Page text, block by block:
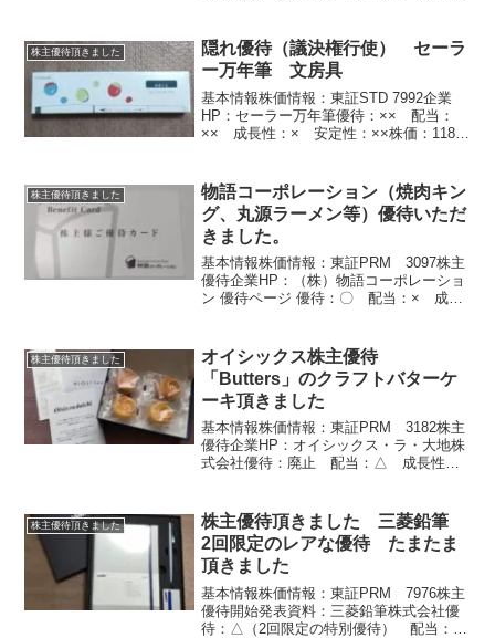
9月※...
株主優待頂きました
隠れ優待（議決権行使） セーラ
ー万年筆 文房具
基本情報株価情報：東証STD 7992企業
HP：セーラー万年筆優待：×× 配当：
×× 成長性：× 安定性：××株価：118
株を買った理由 妻が隠れ優待の文房
具...
株主優待頂きました
物語コーポレーション（焼肉キン
グ、丸源ラーメン等）優待いただ
きました。
基本情報株価情報：東証PRM 3097株主
優待企業HP：（株）物語コーポレーショ
ン 優待ページ 優待：〇 配当：× 成長
月 6月、12月所有株式数株主...
株主優待頂きました
オイシックス株主優待
「Butters」のクラフトバターケ
ーキ頂きました
基本情報株価情報：東証PRM 3182株主
優待企業HP：オイシックス・ラ・大地株
式会社優待：廃止 配当：△ 成長性：
月なんと！！今日ブログ引っ越しのため
こ...
株主優待頂きました
株主優待頂きました 三菱鉛筆
2回限定のレアな優待 たまたま
頂きました
基本情報株価情報：東証PRM 7976株主
優待開始発表資料：三菱鉛筆株式会社優
待：△（2回限定の特別優待） 配当：